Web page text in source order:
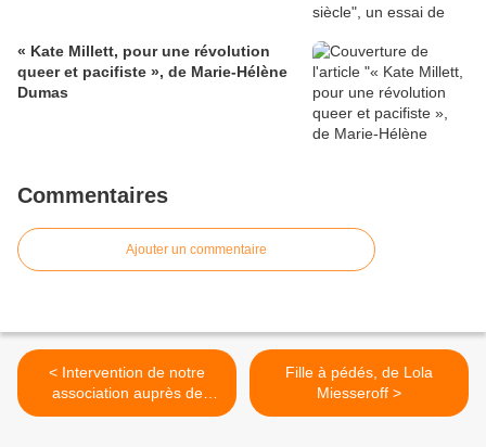
« Kate Millett, pour une révolution
queer et pacifiste », de Marie-Hélène
Dumas
Commentaires
Ajouter un commentaire
< Intervention de notre
association auprès de
jeunes du SNU
Fille à pédés, de Lola
Miesseroff >